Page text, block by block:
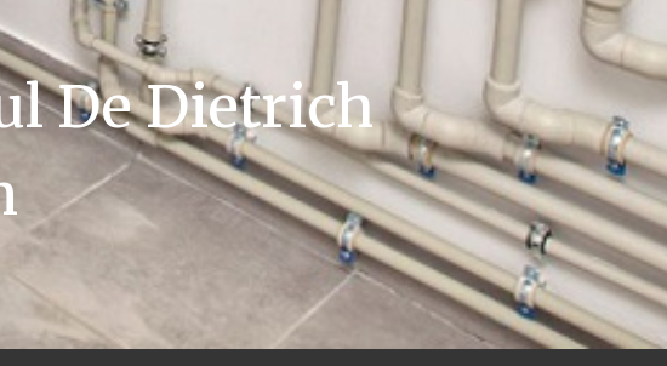
De Dietrich